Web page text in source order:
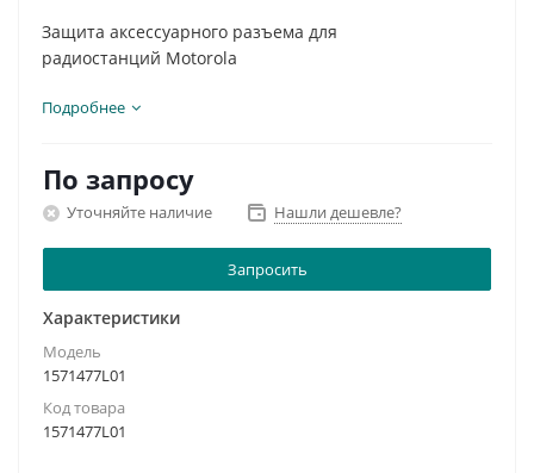
Защита аксессуарного разъема для
радиостанций Motorola
Подробнее
По запросу
Уточняйте наличие Нашли дешевле?
Запросить
Характеристики
Модель
1571477L01
Код товара
1571477L01